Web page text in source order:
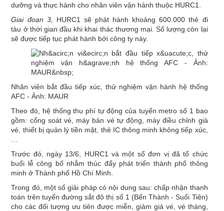
dưỡng và thực hành cho nhân viên vận hành thuộc HURC1.
Giai đoạn 3,
HURC1 sẽ phát hành khoảng 600.000 thẻ đi
tàu ở thời gian đầu khi khai thác thương mại. Số lượng còn lại
sẽ được tiếp tục phát hành bởi công ty này.
Nhân viên bắt đầu tiếp xúc, thử nghiệm vận hành hệ thống
AFC - Ảnh: MAUR
Theo đó, hệ thống thu phí tự động của tuyến metro số 1 bao
gồm: cổng soát vé, máy bán vé tự động, máy điều chỉnh giá
vé, thiết bị quản lý tiền mặt, thẻ IC thông minh không tiếp xúc,
Trước đó, ngày 13/6, HURC1 và một số đơn vị đã tổ chức
buổi lễ công bố nhằm thúc đẩy phát triển thành phố thông
minh ở Thành phố Hồ Chí Minh.
Trong đó, một số giải pháp có nội dung sau: chấp nhận thanh
toán trên tuyến đường sắt đô thị số 1 (Bến Thành - Suối Tiên)
cho các đối tượng ưu tiên được miễn, giảm giá vé, vé tháng,